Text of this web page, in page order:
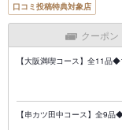
口コミ投稿特典対象店
クーポン
【大阪満喫コース】全11品
【串カツ田中コース】全9